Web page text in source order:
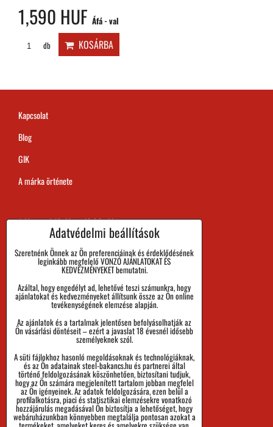
1,590 HUF Áfá - val
db KOSÁRBA
Kapcsolat
Blog
GIK
A márka örténete
A Megrendelés Megvalósítási Ideje
Áru visszaadása és Reklamáció
Méret
Személyes adatok védelme
Küldemények nyomon követése
Adatvédelmi beállítások
Szeretnénk Önnek az Ön preferenciáinak és érdeklődésének
leginkább megfelelő VONZÓ AJÁNLATOKAT ÉS
KEDVEZMÉNYEKET bemutatni.
Azáltal, hogy engedélyt ad, lehetővé teszi számunkra, hogy
ajánlatokat és kedvezményeket állítsunk össze az Ön online
tevékenységének elemzése alapján.
Az ajánlatok és a tartalmak jelentősen befolyásolhatják az
Ön vásárlási döntéseit – ezért a javaslat 18 évesnél idősebb
személyeknek szól.
A süti fájlokhoz hasonló megoldásoknak és technológiáknak,
és az Ön adatainak steel-bakancs.hu és partnerei által
történő feldolgozásának köszönhetően, biztosítani tudjuk,
hogy az Ön számára megjelenített tartalom jobban megfelel
az Ön igényeinek. Az adatok feldolgozására, ezen belül a
profilalkotásra, piaci és statisztikai elemzésekre vonatkozó
hozzájárulás megadásával Ön biztosítja a lehetőséget, hogy
webáruházunkban könnyebben megtalálja pontosan azokat a